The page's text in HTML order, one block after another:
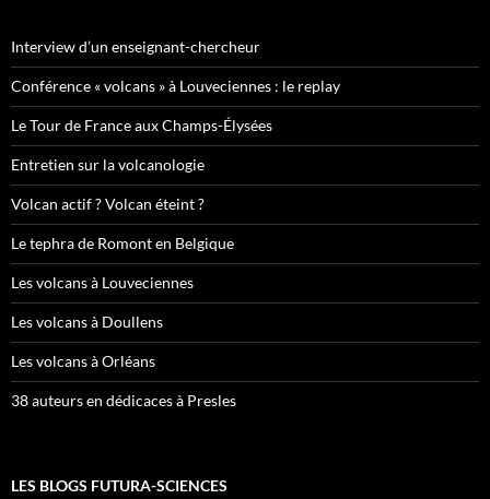
Interview d’un enseignant-chercheur
Conférence « volcans » à Louveciennes : le replay
Le Tour de France aux Champs-Élysées
Entretien sur la volcanologie
Volcan actif ? Volcan éteint ?
Le tephra de Romont en Belgique
Les volcans à Louveciennes
Les volcans à Doullens
Les volcans à Orléans
38 auteurs en dédicaces à Presles
LES BLOGS FUTURA-SCIENCES